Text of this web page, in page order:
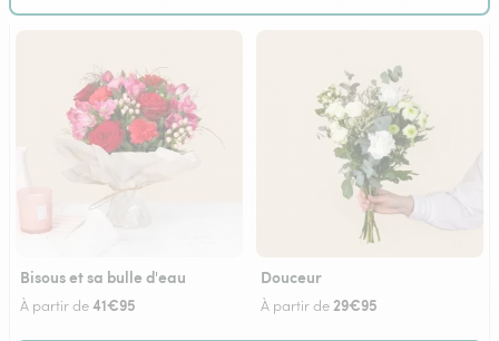
Bisous et sa bulle d'eau
À partir de41€95
Douceur
À partir de29€95